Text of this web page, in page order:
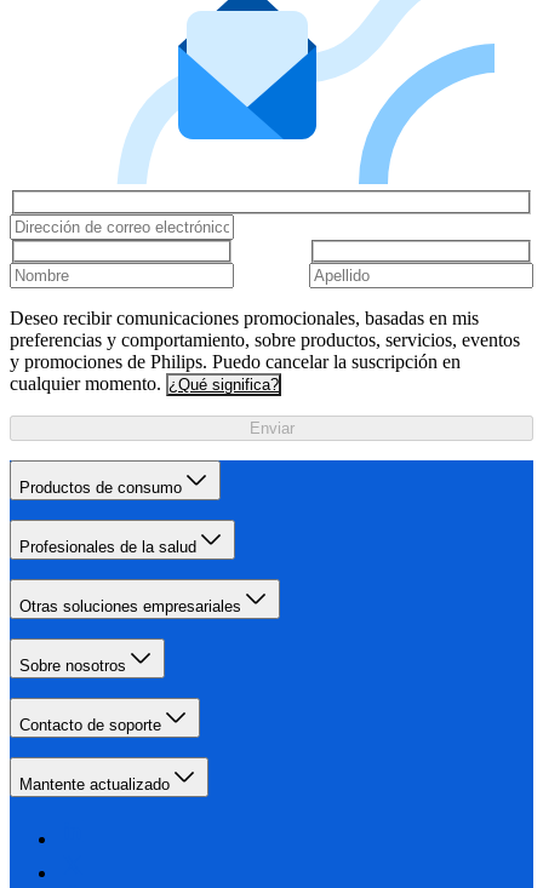
Deseo recibir comunicaciones promocionales, basadas en mis
preferencias y comportamiento, sobre productos, servicios, eventos
y promociones de Philips. Puedo cancelar la suscripción en
cualquier momento. ¿Qué significa?
Enviar
Productos de consumo
Profesionales de la salud
Otras soluciones empresariales
Sobre nosotros
Contacto de soporte
Mantente actualizado